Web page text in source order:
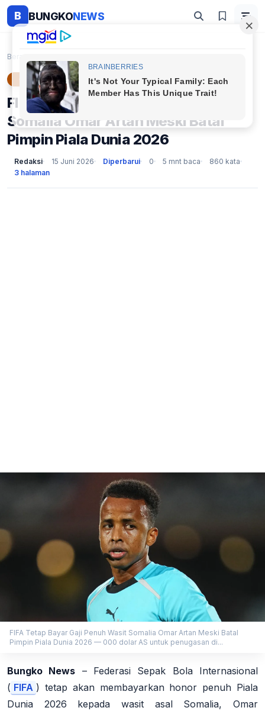
B BUNGKONEWS
Beranda
OLAHRAGA
FIFA Tetap Bayar Gaji Penuh Wasit
Somalia Omar Artan Meski Batal
Pimpin Piala Dunia 2026
Redaksi 15 Juni 2026 Diperbarui 0 5 mnt baca
860 kata
3 halaman
FIFA Tetap Bayar Gaji Penuh Wasit Somalia Omar Artan Meski Batal
Pimpin Piala Dunia 2026 — 000 dolar AS untuk penugasan di...
Bungko News – Federasi Sepak Bola Internasional
( FIFA ) tetap akan membayarkan honor penuh Piala
Dunia 2026 kepada wasit asal Somalia, Omar